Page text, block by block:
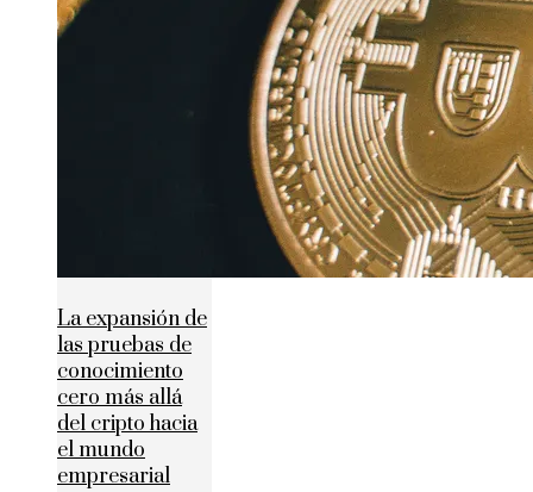
La expansión de
las pruebas de
conocimiento
cero más allá
del cripto hacia
el mundo
empresarial